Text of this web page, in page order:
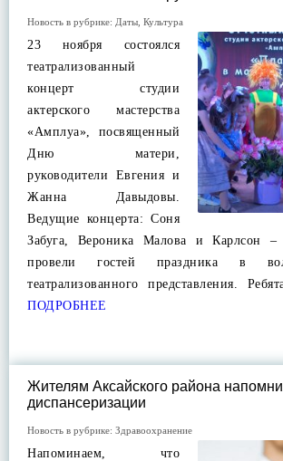
Новость в рубрике: Даты Культура
23 ноября состоялся
театрализованный
концерт студии
актерского мастерства
«Амплуа», посвященный
Дню матери,
руководители Евгения и
Жанна Давыдовы.
Ведущие концерта: Соня
Забуга, Вероника Малова и Карлсон –
провели гостей праздника в
театрализованного представления.
ПОДРОБНЕЕ
Жителям Аксайского района
диспансеризации
Новость в рубрике: Здравоохранение
Напоминаем, что